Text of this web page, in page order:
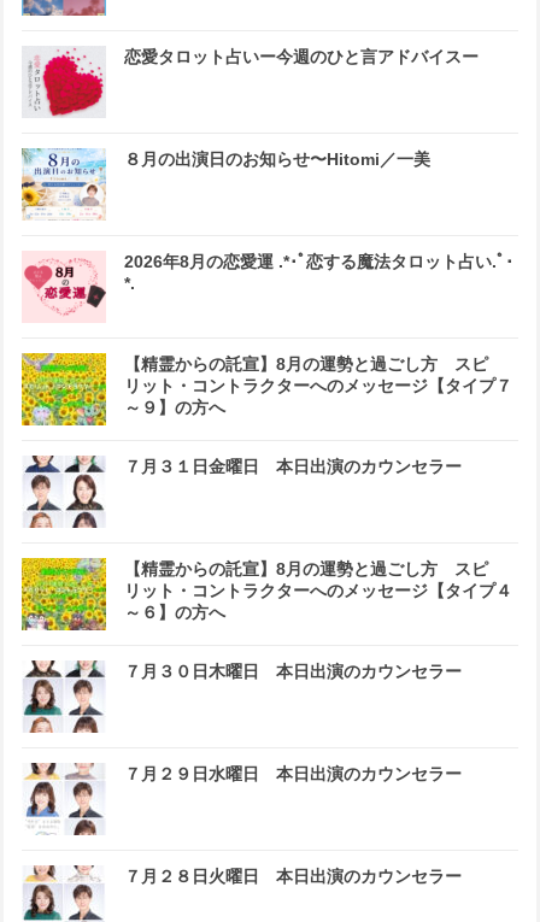
恋愛タロット占いー今週のひと言アドバイスー
８月の出演日のお知らせ〜Hitomi／一美
2026年8月の恋愛運 .*･ﾟ恋する魔法タロット占い.ﾟ･
*.
【精霊からの託宣】8月の運勢と過ごし方 スピ
リット・コントラクターへのメッセージ【タイプ７
～９】の方へ
７月３１日金曜日 本日出演のカウンセラー
【精霊からの託宣】8月の運勢と過ごし方 スピ
リット・コントラクターへのメッセージ【タイプ４
～６】の方へ
７月３０日木曜日 本日出演のカウンセラー
７月２９日水曜日 本日出演のカウンセラー
７月２８日火曜日 本日出演のカウンセラー